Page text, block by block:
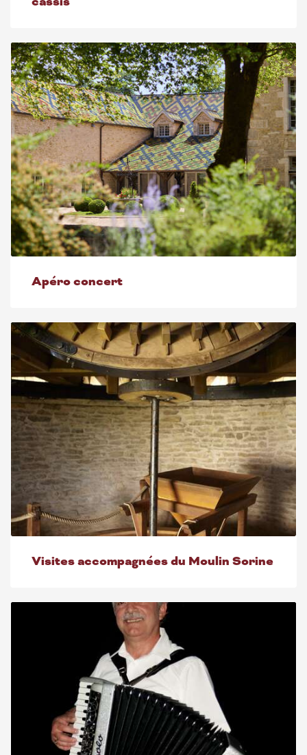
Apéro concert
Visites accompagnées du Moulin Sorine